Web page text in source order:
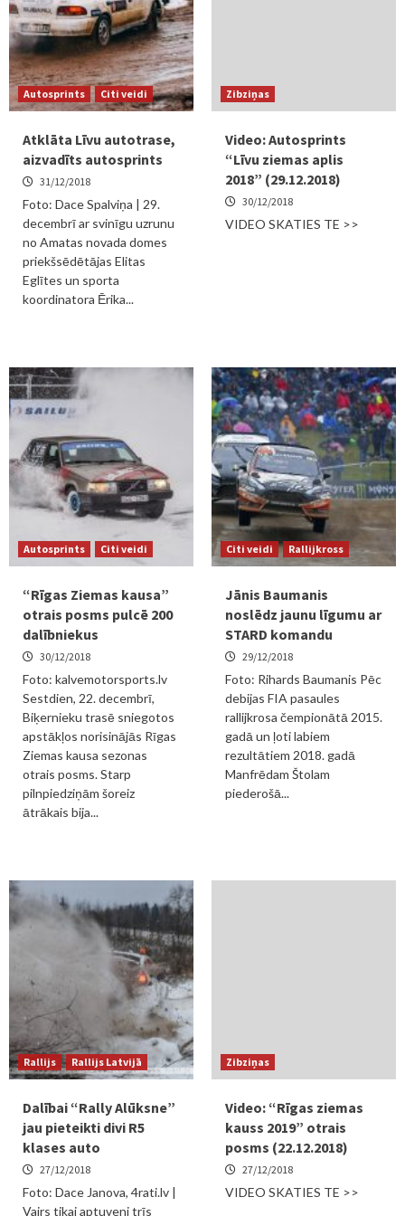
Autosprints Citi veidi
Atklāta Līvu autotrase,
aizvadīts autosprints
31/12/2018
Foto: Dace Spalviņa | 29.
decembrī ar svinīgu uzrunu
no Amatas novada domes
priekšsēdētājas Elitas
Eglītes un sporta
koordinatora Ērika...
Zibziņas
Video: Autosprints
“Līvu ziemas aplis
2018” (29.12.2018)
30/12/2018
VIDEO SKATIES TE >>
Autosprints Citi veidi
“Rīgas Ziemas kausa”
otrais posms pulcē 200
dalībniekus
30/12/2018
Foto: kalvemotorsports.lv
Sestdien, 22. decembrī,
Biķernieku trasē sniegotos
apstākļos norisinājās Rīgas
Ziemas kausa sezonas
otrais posms. Starp
pilnpiedziņām šoreiz
ātrākais bija...
Citi veidi Rallijkross
Jānis Baumanis
noslēdz jaunu līgumu ar
STARD komandu
29/12/2018
Foto: Rihards Baumanis Pēc
debijas FIA pasaules
rallijkrosa čempionātā 2015.
gadā un ļoti labiem
rezultātiem 2018. gadā
Manfrēdam Štolam
piederošā...
Rallijs Rallijs Latvijā
Dalībai “Rally Alūksne”
jau pieteikti divi R5
klases auto
27/12/2018
Foto: Dace Janova, 4rati.lv |
Vairs tikai aptuveni trīs
Zibziņas
Video: “Rīgas ziemas
kauss 2019” otrais
posms (22.12.2018)
27/12/2018
VIDEO SKATIES TE >>